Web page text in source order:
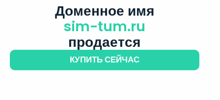
Доменное имя
sim-tum.ru
продается
КУПИТЬ СЕЙЧАС